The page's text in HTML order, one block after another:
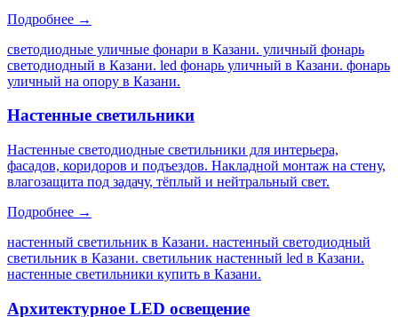
Подробнее →
светодиодные уличные фонари в Казани. уличный фонарь
светодиодный в Казани. led фонарь уличный в Казани. фонарь
уличный на опору в Казани.
Настенные светильники
Настенные светодиодные светильники для интерьера,
фасадов, коридоров и подъездов. Накладной монтаж на стену,
влагозащита под задачу, тёплый и нейтральный свет.
Подробнее →
настенный светильник в Казани. настенный светодиодный
светильник в Казани. светильник настенный led в Казани.
настенные светильники купить в Казани.
Архитектурное LED освещение